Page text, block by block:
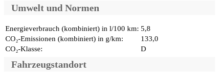
Umwelt und Normen
Energieverbrauch (kombiniert) in l/100 km: 5,8
CO₂-Emissionen (kombiniert) in g/km:
133,0
CO₂-Klasse:
D
Fahrzeugstandort